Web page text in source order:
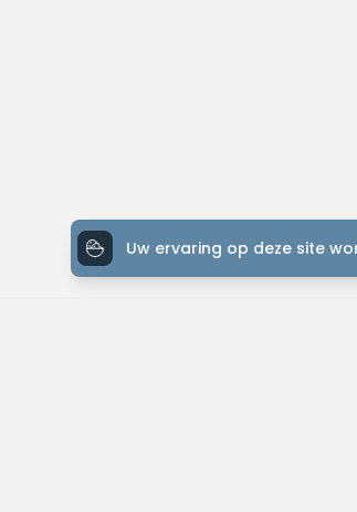
Uw ervaring op deze site